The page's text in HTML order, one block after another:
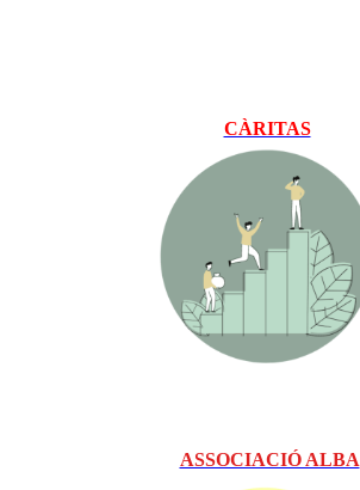
CÀRITAS
ASSOCIACIÓ ALBA